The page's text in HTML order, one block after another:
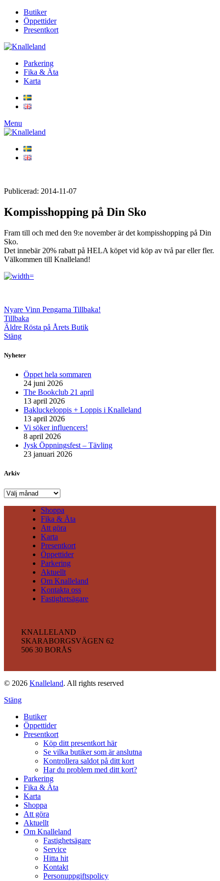
Butiker
Öppettider
Presentkort
Parkering
Fika & Äta
Karta
Menu
Publicerad: 2014-11-07
Kompisshopping på Din Sko
Fram till och med den 9:e november är det kompisshopping på Din
Sko.
Det innebär 20% rabatt på HELA köpet vid köp av två par eller fler.
Välkommen till Knalleland!
Nyare Vinn Pengarna Tillbaka!
Tillbaka
Äldre Rösta på Årets Butik
Stäng
Nyheter
Öppet hela sommaren
24 juni 2026
The Bookclub 21 april
13 april 2026
Bakluckeloppis + Loppis i Knalleland
13 april 2026
Vi söker influencers!
8 april 2026
Jysk Öppningsfest – Tävling
23 januari 2026
Arkiv
Arkiv
Shoppa
Fika & Äta
Att göra
Karta
Presentkort
Öppettider
Parkering
Aktuellt
Om Knalleland
Kontakta oss
Fastighetsägare
KNALLELAND
SKARABORGSVÄGEN 62
506 30 BORÅS
© 2026 Knalleland. All rights reserved
Stäng
Butiker
Öppettider
Presentkort
Köp ditt presentkort här
Se vilka butiker som är anslutna
Kontrollera saldot på ditt kort
Har du problem med ditt kort?
Parkering
Fika & Äta
Karta
Shoppa
Att göra
Aktuellt
Om Knalleland
Fastighetsägare
Service
Hitta hit
Kontakt
Personuppgiftspolicy